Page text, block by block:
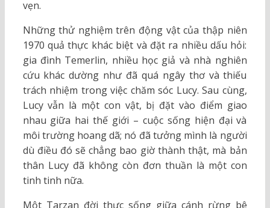
vẹn.
Những thử nghiệm trên động vật của thập niên
1970 quả thực khác biệt và đặt ra nhiều dấu hỏi:
gia đình Temerlin, nhiều học giả và nhà nghiên
cứu khác dường như đã quá ngây thơ và thiếu
trách nhiệm trong việc chăm sóc Lucy. Sau cùng,
Lucy vẫn là một con vật, bị đặt vào điểm giao
nhau giữa hai thế giới – cuộc sống hiện đại và
môi trường hoang dã; nó đã tưởng mình là người
dù điều đó sẽ chẳng bao giờ thành thật, mà bản
thân Lucy đã không còn đơn thuần là một con
tinh tinh nữa.
Một Tarzan đời thực sống giữa cánh rừng bê